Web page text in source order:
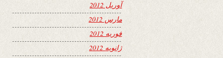
آوریل 2012
مارس 2012
فوریه 2012
ژانویه 2012